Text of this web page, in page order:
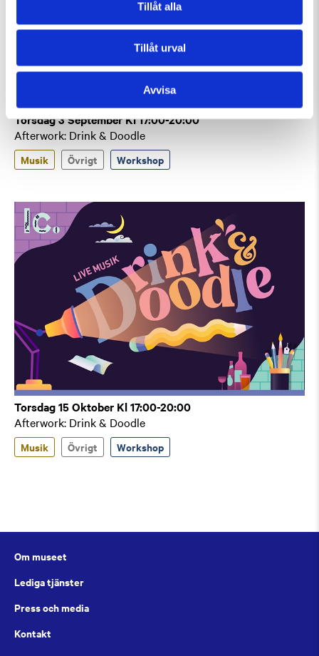
Tillåt alla
Tillåt urval
Avvisa
Torsdag 3 September Kl 17:00-20:00
Afterwork: Drink & Doodle
Musik Övrigt Workshop
Torsdag 15 Oktober Kl 17:00-20:00
Afterwork: Drink & Doodle
Musik Övrigt Workshop
Om museet
Lediga tjänster
Press och media
Kontakt